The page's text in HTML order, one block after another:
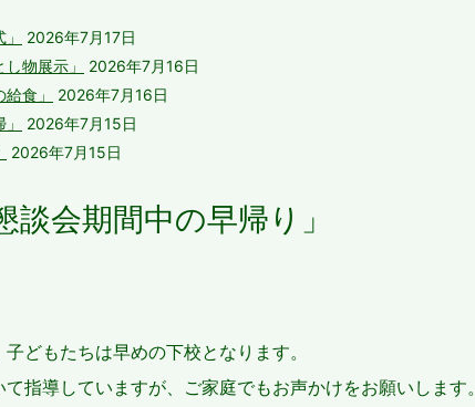
2026年7月17日
物展示」
2026年7月16日
食」
2026年7月16日
2026年7月15日
2026年7月15日
談会期間中の早帰り」
どもたちは早めの下校となります。
指導していますが、ご家庭でもお声かけをお願いします。